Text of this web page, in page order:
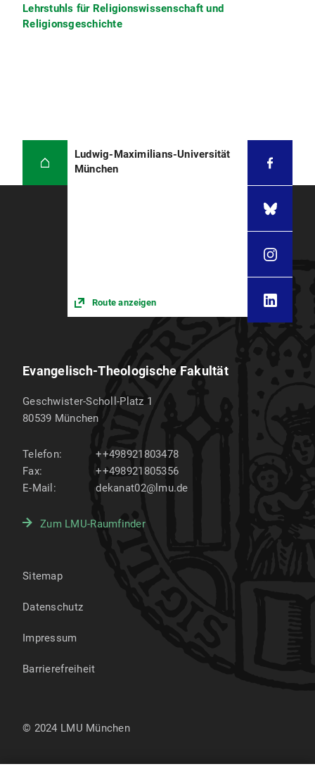
Lehrstuhls für Religionswissenschaft und
Religionsgeschichte
Ludwig-Maximilians-Universität
München
Route anzeigen
Evangelisch-Theologische Fakultät
Geschwister-Scholl-Platz 1
80539 München
Telefon:
++498921803478
Fax:
++498921805356
E-Mail:
dekanat02@lmu.de
Zum LMU-Raumfinder
Sitemap
Datenschutz
Impressum
Barrierefreiheit
© 2024 LMU München